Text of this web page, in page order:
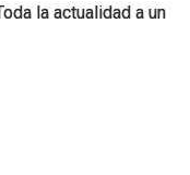
la actualidad a un
la actualidad a un